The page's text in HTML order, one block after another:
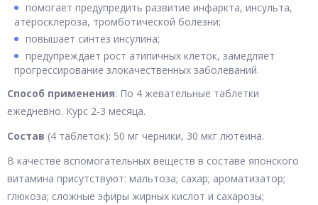
помогает предупредить развитие инфаркта, инсульта,
атеросклероза, тромботической болезни;
повышает синтез инсулина;
предупреждает рост атипичных клеток, замедляет
прогрессирование злокачественных заболеваний.
Способ применения: По 4 жевательные таблетки
ежедневно. Курс 2-3 месяца.
Состав (4 таблеток): 50 мг черники, 30 мкг лютеина.
В качестве вспомогательных веществ в составе японского
витамина присутствуют: мальтоза; сахар; ароматизатор;
глюкоза; сложные эфиры жирных кислот и сахарозы;